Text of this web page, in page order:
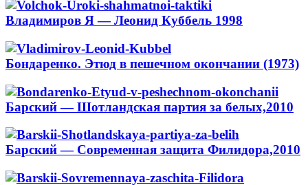
Владимиров Я — Леонид Куббель 1998
Бондаренко. Этюд в пешечном окончании (1973)
Барский — Шотландская партия за белых,2010
Барский — Современная защита Филидора,2010